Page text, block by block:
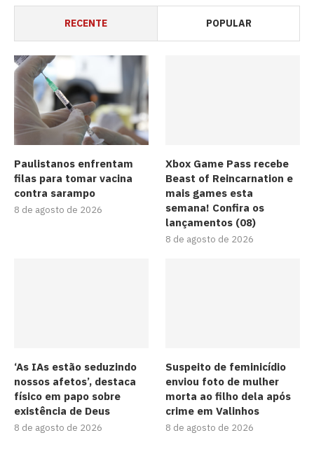
RECENTE POPULAR
Paulistanos enfrentam
filas para tomar vacina
contra sarampo
8 de agosto de 2026
Xbox Game Pass recebe
Beast of Reincarnation e
mais games esta
semana! Confira os
lançamentos (08)
8 de agosto de 2026
‘As IAs estão seduzindo
nossos afetos’, destaca
físico em papo sobre
existência de Deus
8 de agosto de 2026
Suspeito de feminicídio
enviou foto de mulher
morta ao filho dela após
crime em Valinhos
8 de agosto de 2026